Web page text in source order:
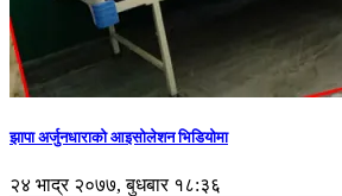
झापा अर्जुनधाराको आइसोलेशन भिडियोमा
२४ भाद्र २०७७, बुधबार १८:३६